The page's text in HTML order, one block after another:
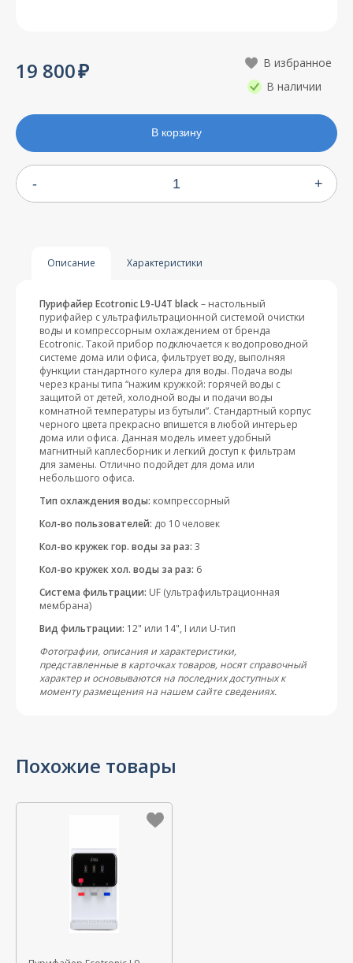
19 800
- +
В корзину
В наличии
Описание Характеристики
Пурифайер Ecotronic L9-U4T black– настольный
пурифайер с ультрафильтрационной системой очистки
воды и компрессорным охлаждением от бренда
Ecotronic. Такой прибор подключается к водопроводной
системе дома или офиса, фильтрует воду, выполняя
функции стандартного кулера для воды. Подача воды
через краны типа “нажим кружкой: горячей воды с
защитой от детей, холодной воды и подачи воды
комнатной температуры из бутыли”. Стандартный корпус
черного цвета прекрасно впишется в любой интерьер
дома или офиса. Данная модель имеет удобный
магнитный каплесборник и легкий доступ к фильтрам
для замены. Отлично подойдет для дома или
небольшого офиса.
Тип охлаждения воды: компрессорный
Кол-во пользователей: до 10 человек
Кол-во кружек гор. воды за раз: 3
Кол-во кружек хол. воды за раз: 6
Система фильтрации: UF (ультрафильтрационная
мембрана)
Вид фильтрации: 12" или 14", I или U-тип
Фотографии, описания и характеристики,
представленные в карточках товаров, носят справочный
характер и основываются на последних доступных к
моменту размещения на нашем сайте сведениях.